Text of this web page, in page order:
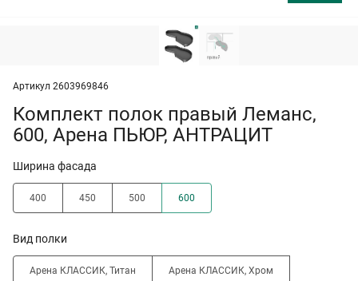
Артикул 2603969846
Комплект полок правый Леманс,
600, Арена ПЬЮР, АНТРАЦИТ
Ширина фасада
400 450 500 600
Вид полки
Арена КЛАССИК, Титан Арена КЛАССИК, Хром